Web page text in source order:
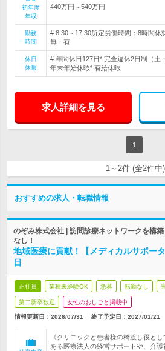
初年度
年収
440万円～540万円
勤務
時間
# 8:30～17:30所定労働時間：8時間休
無：有
休日
休暇
# 年間休日127日* 完全週休2日制（土
年末年始休暇* 有給休暇
求人詳細を見る
1
1～2件 (全2件中)
おすすめの求人・転職情報
のぞみ株式会社 | 訪問診療ネットワークを構
なし！
地域医療に貢献！【メディカルサポー
日
正社員 業種未経験OK 急募 転勤なし
第二新卒歓迎 女性のおしごと掲載中
情報更新日：2026/07/31 終了予定日： 2027/01/21
《クリニックと患者様の橋渡し役と
ある医療法人の経営サポートや、介